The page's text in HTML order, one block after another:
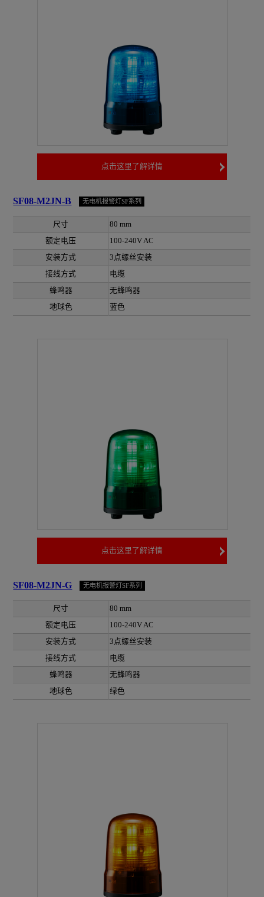
点击这里了解详情
SF08-M2JN-B 无电机报警灯SF系列
尺寸
80 mm
额定电压
100-240V AC
安装方式
3点螺丝安装
接线方式
电缆
蜂鸣器
无蜂鸣器
地球色
蓝色
点击这里了解详情
SF08-M2JN-G 无电机报警灯SF系列
尺寸
80 mm
额定电压
100-240V AC
安装方式
3点螺丝安装
接线方式
电缆
蜂鸣器
无蜂鸣器
地球色
绿色